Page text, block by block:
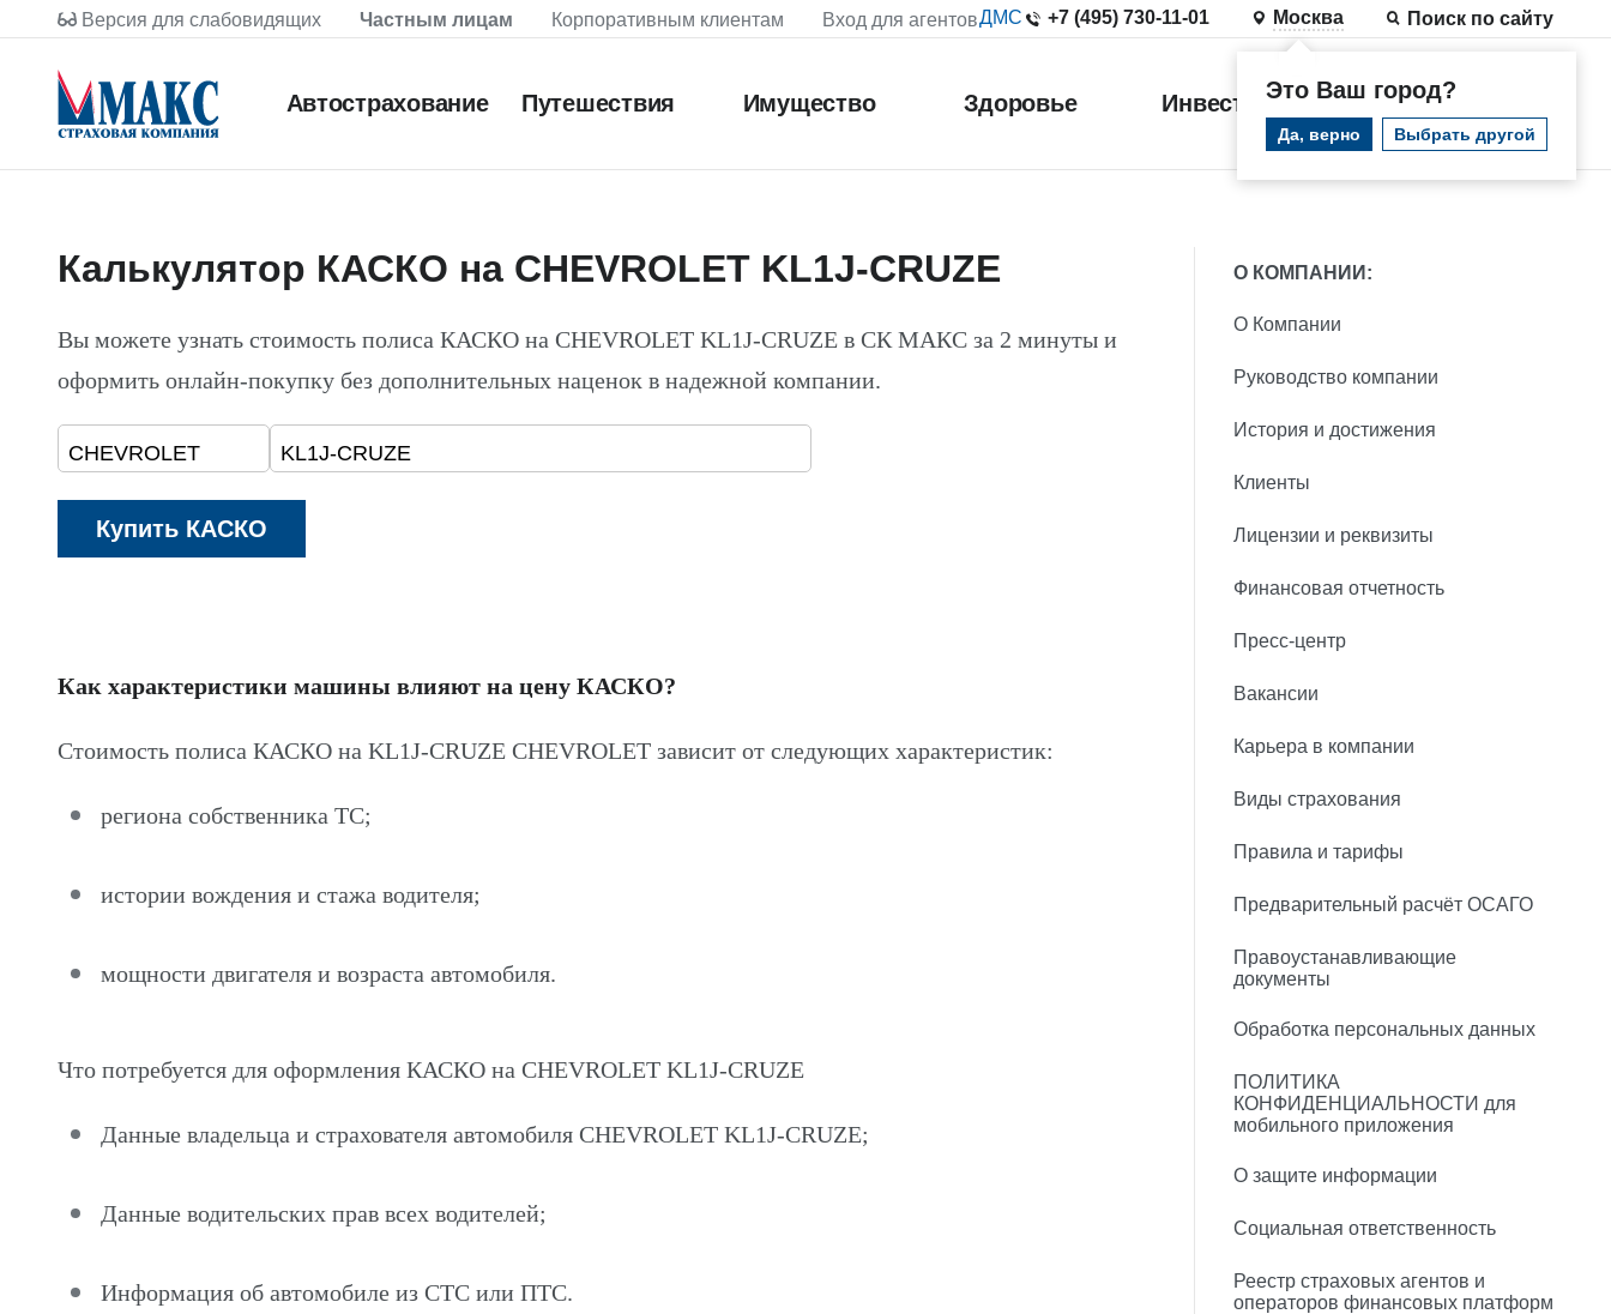
Версия для слабовидящих Частным лицам Корпоративным клиентам Вход для агентовДМС +7 (495) 730-11-01 Москва
Это Ваш город?
Да, верно Выбрать другой
Поиск по сайту
Автострахование Путешествия Имущество Здоровье Инвестиции
Калькулятор КАСКО на CHEVROLET KL1J-CRUZE
Вы можете узнать стоимость полиса КАСКО на CHEVROLET KL1J-CRUZE в СК МАКС за 2 минуты и
оформить онлайн-покупку без дополнительных наценок в надежной компании.
Как характеристики машины влияют на цену КАСКО?
Стоимость полиса КАСКО на KL1J-CRUZE CHEVROLET зависит от следующих характеристик:
региона собственника ТС;
истории вождения и стажа водителя;
мощности двигателя и возраста автомобиля.
Что потребуется для оформления КАСКО на CHEVROLET KL1J-CRUZE
Данные владельца и страхователя автомобиля CHEVROLET KL1J-CRUZE;
Данные водительских прав всех водителей;
Информация об автомобиле из СТС или ПТС.
О КОМПАНИИ:
О Компании
Руководство компании
История и достижения
Клиенты
Лицензии и реквизиты
Финансовая отчетность
Пресс-центр
Вакансии
Карьера в компании
Виды страхования
Правила и тарифы
Предварительный расчёт ОСАГО
Правоустанавливающие
документы
Обработка персональных данных
ПОЛИТИКА
КОНФИДЕНЦИАЛЬНОСТИ для
мобильного приложения
О защите информации
Социальная ответственность
Реестр страховых агентов и
операторов финансовых платформ